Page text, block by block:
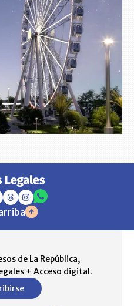
de La República,
+ Acceso digital.